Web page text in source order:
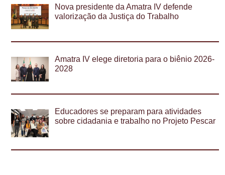
Nova presidente da Amatra IV defende
valorização da Justiça do Trabalho
Amatra IV elege diretoria para o biênio 2026-
2028
Educadores se preparam para atividades
sobre cidadania e trabalho no Projeto Pescar